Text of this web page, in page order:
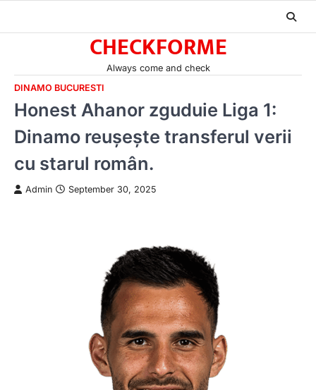
CHECKFORME
Always come and check
DINAMO BUCURESTI
Honest Ahanor zguduie Liga 1:
Dinamo reușește transferul verii
cu starul român.
Admin September 30, 2025